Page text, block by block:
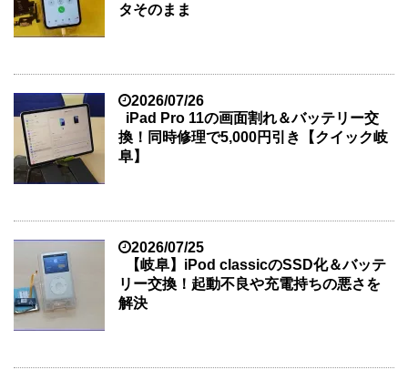
タそのまま
2026/07/26
iPad Pro 11の画面割れ＆バッテリー交
換！同時修理で5,000円引き【クイック岐
阜】
2026/07/25
【岐阜】iPod classicのSSD化＆バッテ
リー交換！起動不良や充電持ちの悪さを
解決